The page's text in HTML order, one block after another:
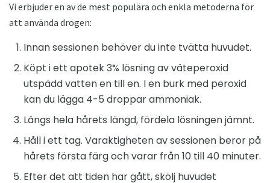
Vi erbjuder en av de mest populära och enkla metoderna för
att använda drogen:
Innan sessionen behöver du inte tvätta huvudet.
Köpt i ett apotek 3% lösning av väteperoxid
utspädd vatten en till en. I en burk med peroxid
kan du lägga 4-5 droppar ammoniak.
Längs hela hårets längd, fördela lösningen jämnt.
Håll i ett tag. Varaktigheten av sessionen beror på
hårets första färg och varar från 10 till 40 minuter.
Efter det att tiden har gått, skölj huvudet